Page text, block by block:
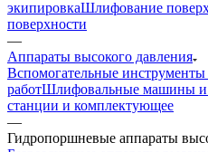
экипировкаШлифование
поверхности
—
Аппараты высокого давления
Вспомогательные
работШлифовальные машины и
станции и комплектующее
—
Гидропоршневые аппараты